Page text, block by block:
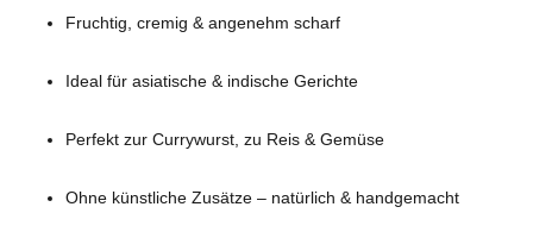
Fruchtig, cremig & angenehm scharf
Ideal für asiatische & indische Gerichte
Perfekt zur Currywurst, zu Reis & Gemüse
Ohne künstliche Zusätze – natürlich & handgemacht